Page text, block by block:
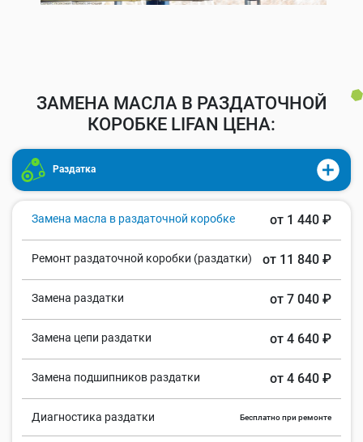
ЗАМЕНА МАСЛА В РАЗДАТОЧНОЙ
КОРОБКЕ LIFAN ЦЕНА:
Раздатка
Замена масла в раздаточной коробке от 1 440 ₽
Ремонт раздаточной коробки (раздатки) от 11 840 ₽
Замена раздатки от 7 040 ₽
Замена цепи раздатки от 4 640 ₽
Замена подшипников раздатки от 4 640 ₽
Диагностика раздатки Бесплатно при ремонте